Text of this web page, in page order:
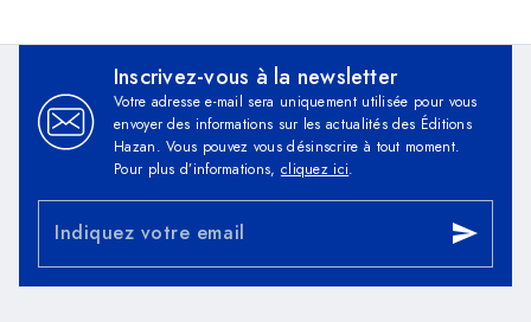
Inscrivez-vous à la newsletter
Votre adresse e-mail sera uniquement utilisée pour vous
envoyer des informations sur les actualités des Éditions
Hazan. Vous pouvez vous désinscrire à tout moment.
Pour plus d’informations, cliquez ici.
Indiquez votre email send